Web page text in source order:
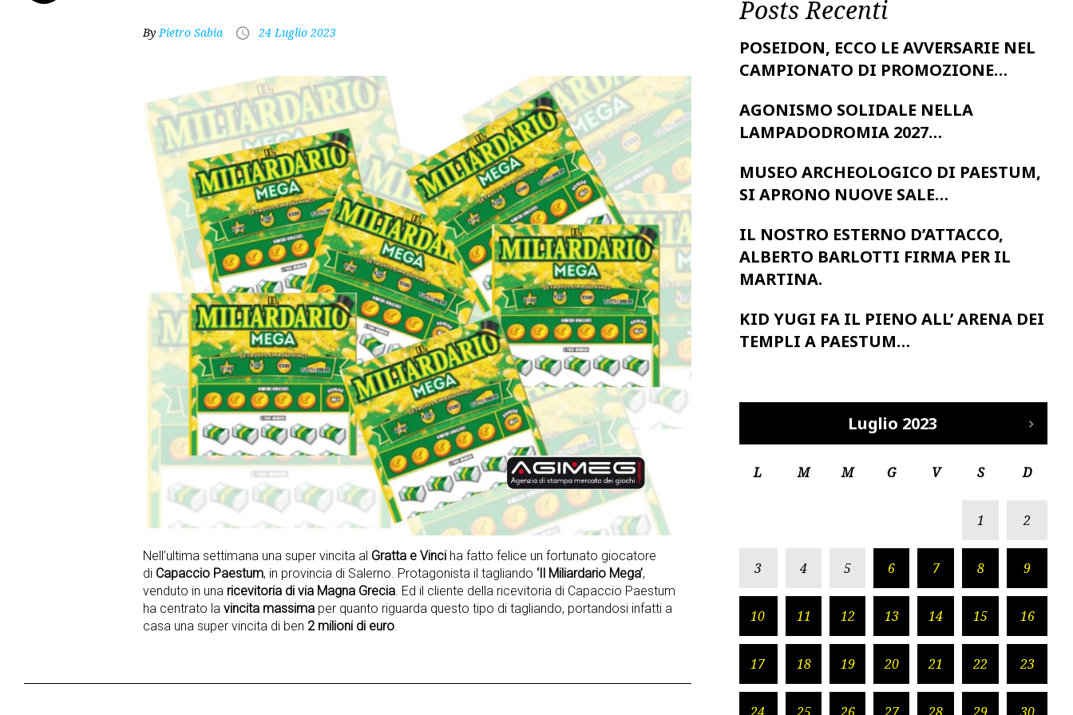
ByPietro Sabia 24 Luglio 2023
Nell’ultima settimana una super vincita al Gratta e Vinci ha fatto felice un fortunato giocatore
di Capaccio Paestum, in provincia di Salerno. Protagonista il tagliando ‘Il Miliardario Mega’,
venduto in una ricevitoria di via Magna Grecia. Ed il cliente della ricevitoria di Capaccio Paestum
ha centrato la vincita massima per quanto riguarda questo tipo di tagliando, portandosi infatti a
casa una super vincita di ben 2 milioni di euro.
Posts Recenti
POSEIDON, ECCO LE AVVERSARIE NEL
CAMPIONATO DI PROMOZIONE…
AGONISMO SOLIDALE NELLA
LAMPADODROMIA 2027…
MUSEO ARCHEOLOGICO DI PAESTUM,
SI APRONO NUOVE SALE…
IL NOSTRO ESTERNO D’ATTACCO,
ALBERTO BARLOTTI FIRMA PER IL
MARTINA.
KID YUGI FA IL PIENO ALL’ ARENA DEI
TEMPLI A PAESTUM…
Luglio 2023
L M M G V S D
1 2
3 4 5 6 7 8 9
10 11 12 13 14 15 16
17 18 19 20 21 22 23